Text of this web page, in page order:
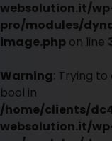
websolution.it/
pro/modules/
image.php on line
Warning: Trying
bool in
/home/clients/
websolution.it/